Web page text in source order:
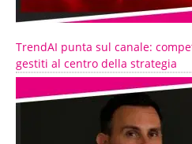
TrendAI punta sul canale:
gestiti al centro della strategia